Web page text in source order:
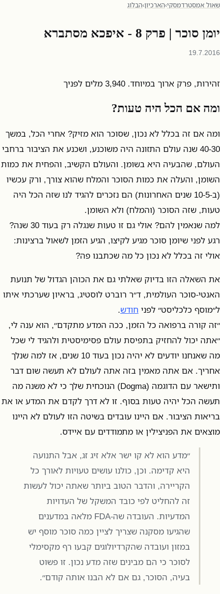
שאול אמסטרדמסקי›הארכיון›הבלוג
יומן סוכר | פרק 8 - איפכא מסתברא
19.7.2016
זהירות, פרק ארוך במיוחד. 3,940 מלים לפניך
ומה אם הכל היה טעות?
ומה אם זה בכלל לא נכון, שסוכר הוא מזיק? אחרי הכל, במשך
40-30 שנה עולם התזונה היה משוכנע, ושכנע את הציבור ברחבי
העולם, שהבעיה היא בשומן. והעולם הקשיב, והפחית את כמות
השומן, והעלה את כמות הסוכר והמלח שהוא צורך, ורק עכשיו
(ב-10-5 שנים האחרונות) הם נזכרים להגיד לנו שזה הכל היה
טעות, שזה הסוכר (והמלח) ולא השומן.
למה שנאמין להם? אולי גם זו טעות שנגלה רק בעוד 30 שנה?
רגע לפני שיומן סוכר מגיע לקיצו, הגיע הזמן לשאול ברצינות:
אולי זה בכלל לא נכון כל מה שכתבנו פה?
את השאלה הזו בדיוק שאלתי גם את הכוהן הגדול של תנועת
האנטי-סוכר העולמית, ד״ר רוברט לוסטיג, בראיון שערכתי איתו
ל״מוסף כלכליסט״ לפני חודש.
״זה קורה ברפואה כל הזמן, ככה המדע מתקדם״, הוא ענה לי,
״אתה יכול להחזיק בתפיסת עולם פסימיסטית ולהגיד לי שכל
מה שאנחנו יודעים לא יהיה נכון בעוד 10 שנים, אז למה שנלך
אחריך. אם אתה מאמין בזה אתה לעולם לא תעשה שום דבר
ותישאר עם הדוגמה (Dogma) הנוכחית שלך כי לא משנה מה
תעשה הכל יהיה טעות בסוף. זו לא דרך לקדם את המדע או את
בריאות הציבור. אם היינו עובדים בשיטה הזו לעולם לא היינו
מוצאים את הפניצילין או מתמודדים עם איידס.
״מדע הוא לא קו ישר אלא זיג זג, אבל התנועה
היא קדימה. וכן, כולנו עושים טעויות לאורך כל
הקריירה, והדבר הטוב ביותר שאתה יכול לעשות
זה להחליט לפי כובד המשקל של העדויות
המדעיות. העובדה שה-FDA מלאה במדענים
שהגיעו מסקנה שצריך לציין כמה סוכר מוסף יש
במזון ועובדה שהקרדיולוגים קבעו רף מקסימלי
לסוכר כי הם מבינים שזה מדע נכון. זו פשוט
בעיה, הסוכר, גם אם לא הבנו אותה קודם״.